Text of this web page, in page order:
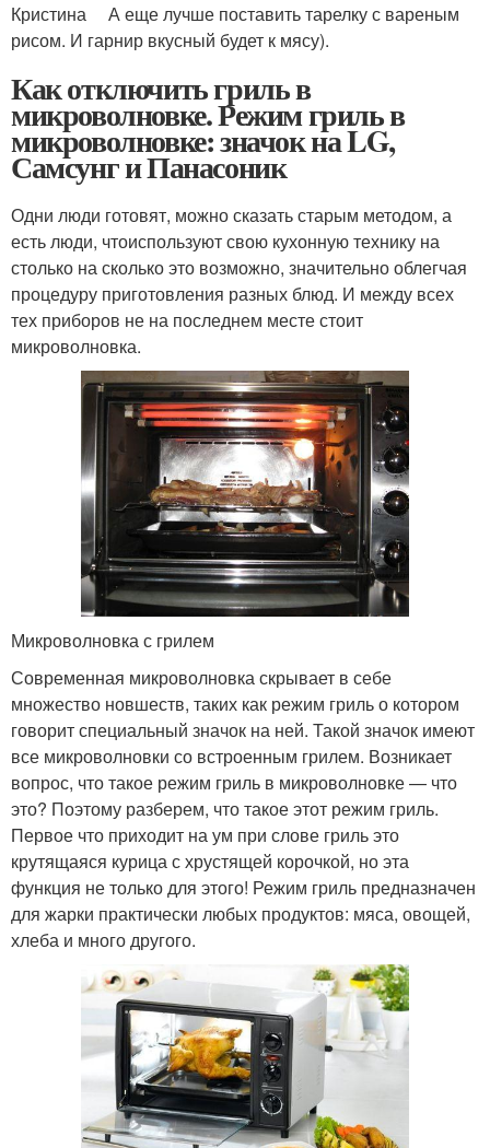
Кристина А еще лучше поставить тарелку с вареным
рисом. И гарнир вкусный будет к мясу).
Как отключить гриль в
микроволновке. Режим гриль в
микроволновке: значок на LG,
Самсунг и Панасоник
Одни люди готовят, можно сказать старым методом, а
есть люди, чтоиспользуют свою кухонную технику на
столько на сколько это возможно, значительно облегчая
процедуру приготовления разных блюд. И между всех
тех приборов не на последнем месте стоит
микроволновка.
Микроволновка с грилем
Современная микроволновка скрывает в себе
множество новшеств, таких как режим гриль о котором
говорит специальный значок на ней. Такой значок имеют
все микроволновки со встроенным грилем. Возникает
вопрос, что такое режим гриль в микроволновке — что
это? Поэтому разберем, что такое этот режим гриль.
Первое что приходит на ум при слове гриль это
крутящаяся курица с хрустящей корочкой, но эта
функция не только для этого! Режим гриль предназначен
для жарки практически любых продуктов: мяса, овощей,
хлеба и много другого.